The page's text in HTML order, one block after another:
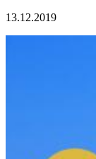
13.12.2019